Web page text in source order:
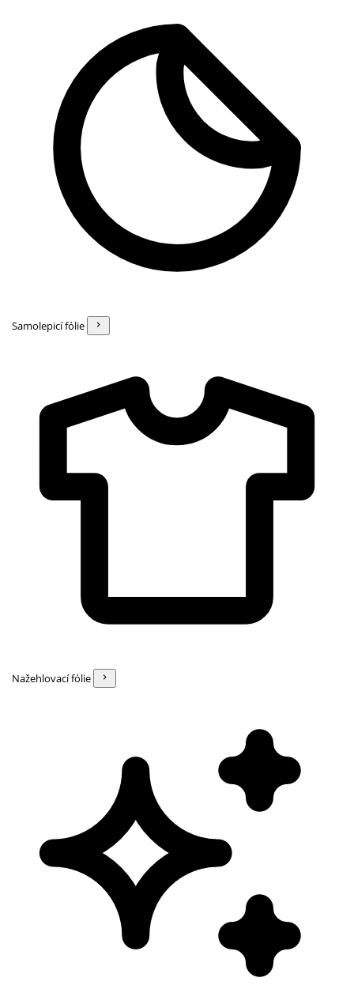
Samolepicí fólie
Nažehlovací fólie